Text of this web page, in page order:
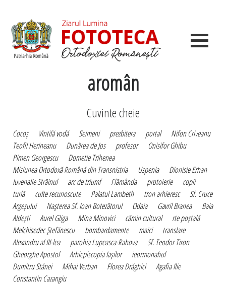
aromân
Cuvinte cheie
Cocoş Vintilă vodă Seimeni prezbitera portal
Nifon Criveanu
Teofil Herineanu
Dunărea de Jos profesor
Onisifor Ghibu
Pimen Georgescu
Dometie Trihenea
Misiunea Ortodoxă Română din Transnistria
Uspenia
Dionisie Erhan
Iuvenalie Străinul
arc de triumf Flămânda protoierie
copii
turlă
culte recunoscute Palatul Lambeth tron arhieresc
Sf. Cruce
Argeşului
Naşterea Sf. Ioan Botezătorul Odaia Gavril Branea
Baia
Aldeşti
Aurel Gliga Mina Minovici cămin cultural
rte poştală
Melchisedec Ştefănescu
bombardamente maici
translare
Alexandru al III-lea
parohia Lupeasca-Rahova
Sf. Teodor Tiron
Gheorghe Apostol
Arhiepiscopia Iaşilor
ieormonahul
Dumitru Stănei
Mihai Verban Florea Drăghici
Agafia Ilie
Constantin Cazangiu